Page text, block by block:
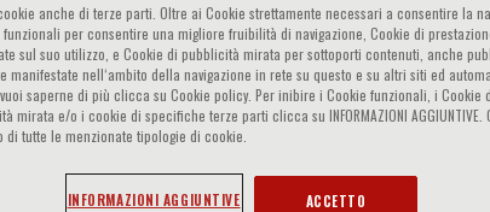
anche di terze parti. Oltre ai Cookie strettamente necessari a consentire la
per consentire una migliore fruibilità di navigazione, Cookie di
sul suo utilizzo, e Cookie di pubblicità mirata per sottoporti contenuti, anche
manifestate nell‘ambito della navigazione in rete su questo e su altri siti ed
saperne di più clicca su Cookie policy. Per inibire i Cookie funzionali, i Cookie
mirata e/o i cookie di specifiche terze parti clicca su INFORMAZIONI AGGIUNTIVE.
di tutte le menzionate tipologie di cookie.
INFORMAZIONI AGGIUNTIVE ACCETTO